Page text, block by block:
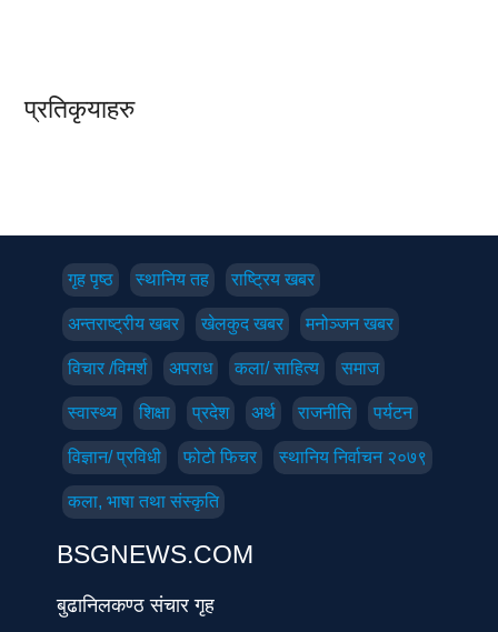
प्रतिकृयाहरु
गृह पृष्‍ठ स्थानिय तह राष्ट्रिय खबर
अन्तराष्ट्रीय खबर खेलकुद खबर मनोञ्जन खबर
विचार /विमर्श अपराध कला/ साहित्य समाज
स्वास्थ्य शिक्षा प्रदेश अर्थ राजनीति पर्यटन
विज्ञान/ प्रविधी फोटो फिचर स्थानिय निर्वाचन २०७९
कला, भाषा तथा संस्कृति
BSGNEWS.COM
बुढानिलकण्ठ संचार गृह